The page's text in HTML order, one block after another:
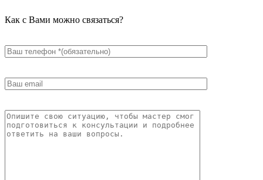
Как с Вами можно связаться?